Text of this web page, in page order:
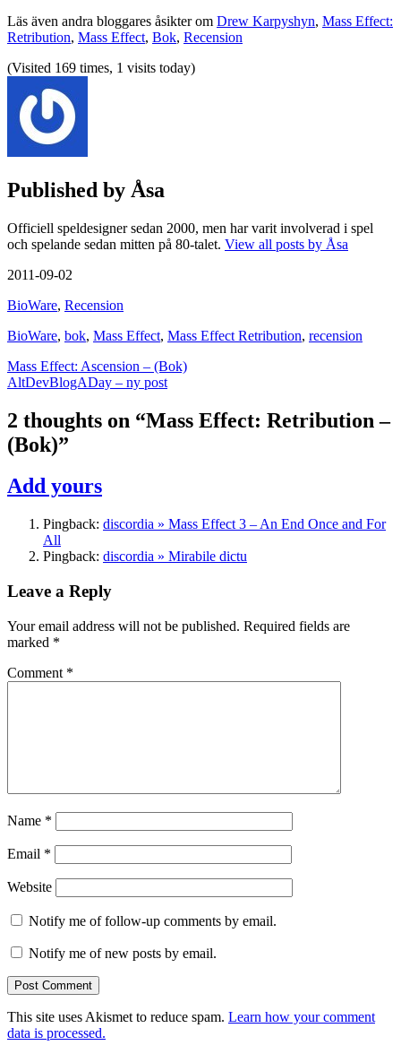
Läs även andra bloggares åsikter om Drew Karpyshyn, Mass Effect:
Retribution, Mass Effect, Bok, Recension
(Visited 169 times, 1 visits today)
Published by Åsa
Officiell speldesigner sedan 2000, men har varit involverad i spel
och spelande sedan mitten på 80-talet. View all posts by Åsa
2011-09-02
BioWare, Recension
BioWare, bok, Mass Effect, Mass Effect Retribution, recension
Post
navigation
Mass Effect: Ascension – (Bok)
AltDevBlogADay – ny post
2 thoughts on “Mass Effect: Retribution –
(Bok)”
Add yours
Pingback: discordia » Mass Effect 3 – An End Once and For
All
Pingback: discordia » Mirabile dictu
Leave a Reply
Your email address will not be published. Required fields are
marked *
Comment *
Name *
Email *
Website
Notify me of follow-up comments by email.
Notify me of new posts by email.
This site uses Akismet to reduce spam. Learn how your comment
data is processed.